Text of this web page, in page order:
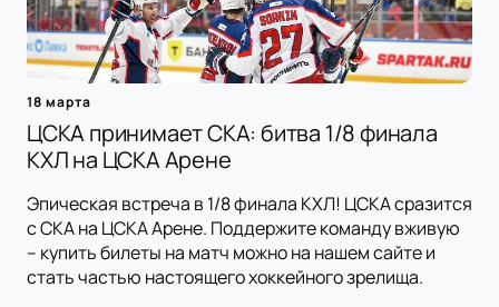
18 марта
ЦСКА принимает СКА: битва 1/8 финала
КХЛ на ЦСКА Арене
Эпическая встреча в 1/8 финала КХЛ! ЦСКА сразится
с СКА на ЦСКА Арене. Поддержите команду вживую
– купить билеты на матч можно на нашем сайте и
стать частью настоящего хоккейного зрелища.